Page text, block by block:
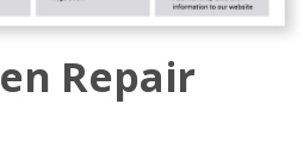
Repair